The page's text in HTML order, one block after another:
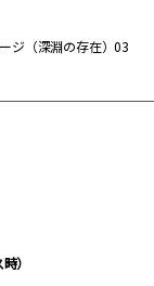
ジ（深淵の存在）03
）